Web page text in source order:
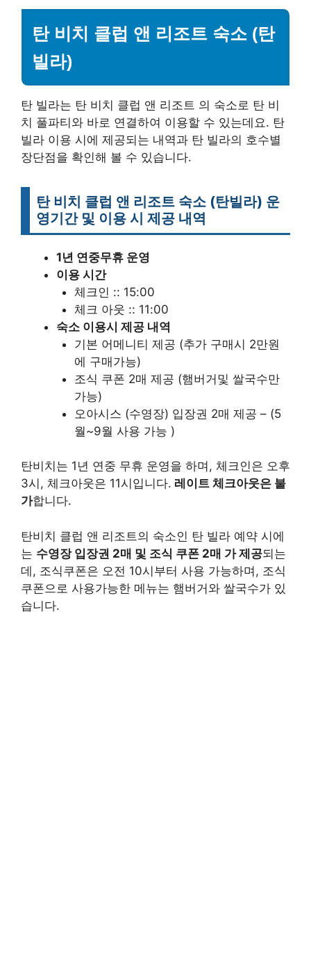
탄 비치 클럽 앤 리조트 숙소 (탄
빌라)
탄 빌라는 탄 비치 클럽 앤 리조트 의 숙소로 탄 비
치 풀파티와 바로 연결하여 이용할 수 있는데요. 탄
빌라 이용 시에 제공되는 내역과 탄 빌라의 호수별
장단점을 확인해 볼 수 있습니다.
탄 비치 클럽 앤 리조트 숙소 (탄빌라) 운
영기간 및 이용 시 제공 내역
1년 연중무휴 운영
이용 시간
체크인 :: 15:00
체크 아웃 :: 11:00
숙소 이용시 제공 내역
기본 어메니티 제공 (추가 구매시 2만원
에 구매가능)
조식 쿠폰 2매 제공 (햄버거및 쌀국수만
가능)
오아시스 (수영장) 입장권 2매 제공 – (5
월~9월 사용 가능 )
탄비치는 1년 연중 무휴 운영을 하며, 체크인은 오후
3시, 체크아웃은 11시입니다. 레이트 체크아웃은 불
가합니다.
탄비치 클럽 앤 리조트의 숙소인 탄 빌라 예약 시에
는 수영장 입장권 2매 및 조식 쿠폰 2매 가 제공되는
데, 조식쿠폰은 오전 10시부터 사용 가능하며, 조식
쿠폰으로 사용가능한 메뉴는 햄버거와 쌀국수가 있
습니다.